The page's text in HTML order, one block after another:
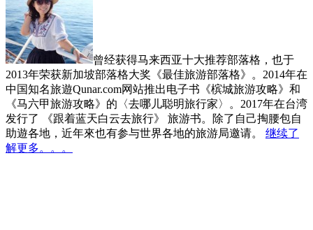
曾经获得马来西亚十大推荐部落格，也于
2013年荣获新加坡部落格大奖《最佳旅游部落格》。2014年在
中国知名旅遊Qunar.com网站推出电子书《槟城旅游攻略》和
《马六甲旅游攻略》的〈去哪儿聪明旅行家〉。2017年在台湾
发行了 《跟着蓝天白云去旅行》 旅游书。除了自己掏腰包自
助遊各地，近年來也有参与世界各地的旅游局邀请。 继续了
解更多。。。